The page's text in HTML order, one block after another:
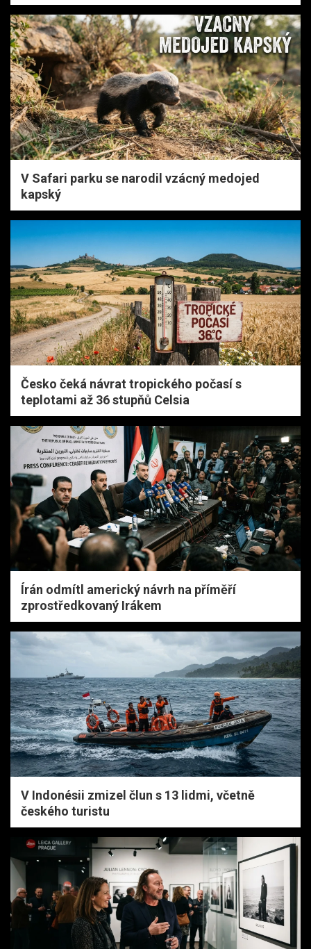
V Safari parku se narodil vzácný medojed
kapský
Česko čeká návrat tropického počasí s
teplotami až 36 stupňů Celsia
Írán odmítl americký návrh na příměří
zprostředkovaný Irákem
V Indonésii zmizel člun s 13 lidmi, včetně
českého turistu